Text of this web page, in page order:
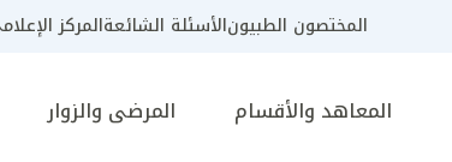
المختصون الطبيونالأسئلة الشائعةالمركز
المعاهد والأقسام المرضى والزوار